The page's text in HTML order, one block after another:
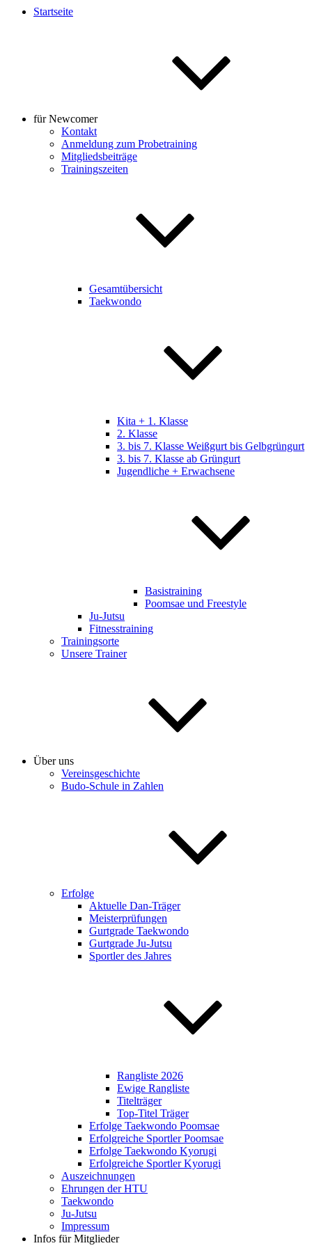
Startseite
für Newcomer
Kontakt
Anmeldung zum Probetraining
Mitgliedsbeiträge
Trainingszeiten
Gesamtübersicht
Taekwondo
Kita + 1. Klasse
2. Klasse
3. bis 7. Klasse Weißgurt bis Gelbgrüngurt
3. bis 7. Klasse ab Grüngurt
Jugendliche + Erwachsene
Basistraining
Poomsae und Freestyle
Ju-Jutsu
Fitnesstraining
Trainingsorte
Unsere Trainer
Über uns
Vereinsgeschichte
Budo-Schule in Zahlen
Erfolge
Aktuelle Dan-Träger
Meisterprüfungen
Gurtgrade Taekwondo
Gurtgrade Ju-Jutsu
Sportler des Jahres
Rangliste 2026
Ewige Rangliste
Titelträger
Top-Titel Träger
Erfolge Taekwondo Poomsae
Erfolgreiche Sportler Poomsae
Erfolge Taekwondo Kyorugi
Erfolgreiche Sportler Kyorugi
Auszeichnungen
Ehrungen der HTU
Taekwondo
Ju-Jutsu
Impressum
Infos für Mitglieder